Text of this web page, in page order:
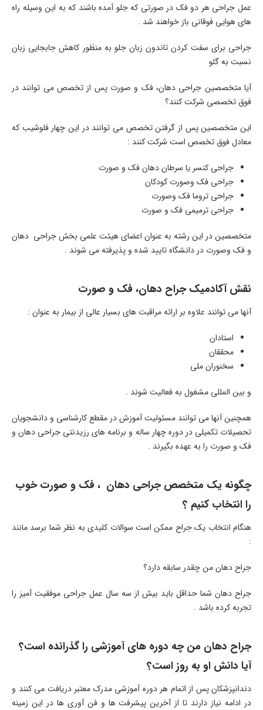
عمل جراحی هر دو فک در صورتی که جلو آمده باشند که به این وسیله راه
های هوایی فوقانی باز خواهند شد .
جراحی برای سفت کردن تاندون زبان جلو به منظور کاهش جابجایی زبان
نسبت به گلو
آیا متخصصین جراحی دهان، فک و صورت پس از تخصص می توانند در
فوق تخصصی شرکت کنند؟
این متخصصین پس از گرفتن تخصص می توانند در این چهار فلوشیب که
معادل فوق تخصص است شرکت کنند :
جراحی کنسر یا سرطان دهان فک و صورت
جراحی فک وصورت کودکان
جراحی تروما فک وصورت
جراحی ترمیمی فک و صورت
متخصصین در این رشته به عنوان اعضای هیئت علمی بخش جراحی دهان
و فک وصورت در دانشگاه تایید شده و پذیرفته می شوند .
نقش آکادمیک جراح دهان، فک و صورت
آنها می توانند علاوه بر ارائه مراقبت های بسیار عالی از بیمار به عنوان :
استادان
محققان
سخنوران ملی
و بین المللی مشغول به فعالیت شوند .
همچنین آنها می توانند مسئولیت آموزش در مقطع کارشناسی و دانشجویان
تحصیلات تکمیلی در دوره چهار ساله و برنامه های رزیدنتی جراحی دهان و
فک و صورت را به عهده بگیرند .
چگونه یک متخصص جراحی دهان ، فک و صورت خوب
را انتخاب کنیم ؟
هنگام انتخاب یک جراح ممکن است سوالات کلیدی به نظر شما برسد مانند
:
جراح دهان من چقدر سابقه دارد؟
جراح دهان شما حداقل باید بیش از سه سال عمل جراحی موفقیت آمیز را
تجربه کرده باشد .
جراح دهان من چه دوره های آموزشی را گذرانده است؟
آیا دانش او به روز است؟
دندانپزشکان پس از اتمام هر دوره آموزشی مدرک معتبر دریافت می کنند و
در ادامه نیاز دارند تا از آخرین پیشرفت ها و فن آوری ها در این زمینه